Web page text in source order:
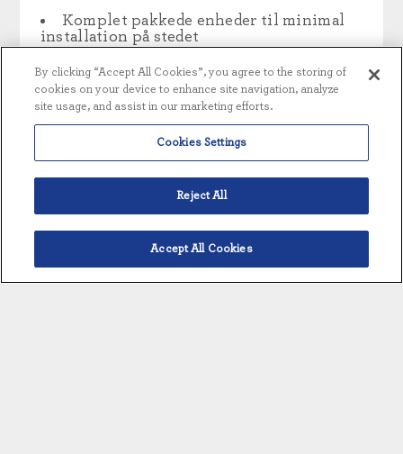
Komplet pakkede enheder til minimal
installation på stedet
Robuste oliefeltskinner med
overfladebehandling og belægninger, der
passer til havmiljøet
Muligheder for klassificering af farlige
Overlegen energieffektivitet
Tilbyder den største dampkompression,
Alle komponenter er fremstillet af
MECO
Dansk
By clicking “Accept All Cookies”, you agree to the storing of
cookies on your device to enhance site navigation, analyze
site usage, and assist in our marketing efforts.
Cookies Settings
Reject All
Accept All Cookies